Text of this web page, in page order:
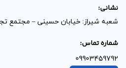
نشانی:
شعبه شیراز: خیابان حسینی – مجتمع
شماره تماس:
09903459792